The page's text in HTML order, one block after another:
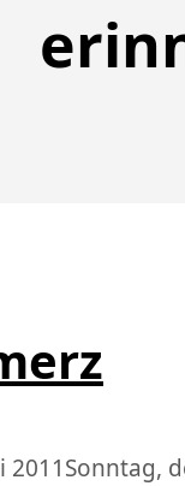
2011Sonntag,